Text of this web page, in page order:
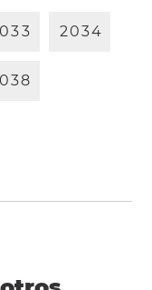
033 2034
038